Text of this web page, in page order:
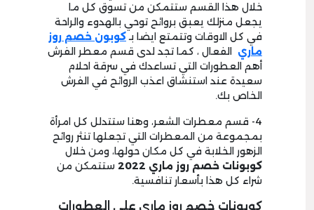
خلال هذا القسم ستتمكن من تسوق كل ما
يجعل منزلك يعبق بروائح توحي بالهدوء والراحة
في كل الاوقات وتتمتع ايضا بـكوبون خصم روز
ماري الفعال ، كما تجد لدى قسم معطر الفرش
أهم العطورات التي تساعدك في سرقة احلام
سعيدة عند استنشاق اعذب الروائح في الفرش
الخاص بك.
4- قسم معطرات الشعر، وهنا ستتدلل كل امرأة
بمجموعة من المعطرات التي تجعلها تنثر روائح
الزهور الخلابة في كل مكان حولها، ومن خلال
كوبونات خصم روز ماري 2022 ستتمكن من
شراء كل هذا بأسعار تنافسية.
كوبونات خصم روز ماري على العطورات